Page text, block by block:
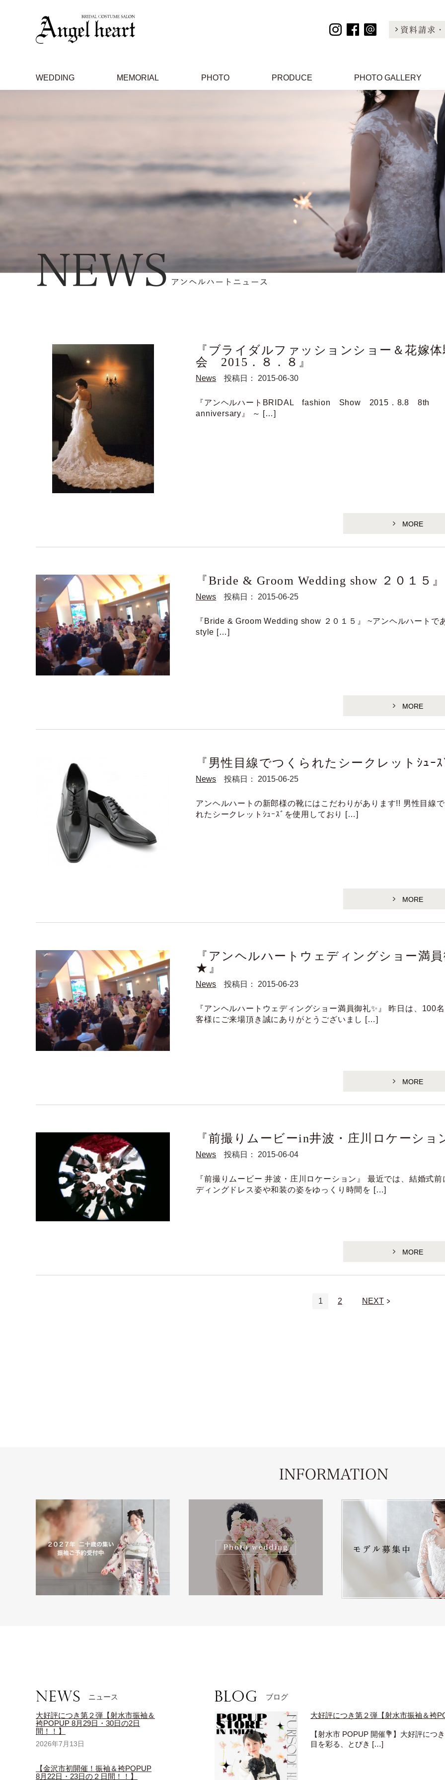
資料請求
WEDDING MEMORIAL PHOTO PRODUCE PHOTO GALLERY
『ブライダルファッションショー＆花嫁体
会 2015．８．８』
News 投稿日： 2015-06-30
『アンヘルハートBRIDAL fashion Show 2015．8.8 8th
anniversary』 ～ […]
MORE
『Bride & Groom Wedding show ２０１５』
News 投稿日： 2015-06-25
『Bride & Groom Wedding show ２０１５』 ~アンヘルハートで
style […]
MORE
『男性目線でつくられたシークレットｼｭｰｽ
News 投稿日： 2015-06-25
アンヘルハートの新郎様の靴にはこだわりがあります!! 男性目線
れたシークレットｼｭｰｽﾞを使用しており […]
MORE
『アンヘルハートウェディングショー満
★』
News 投稿日： 2015-06-23
『アンヘルハートウェディングショー満員御礼✨』 昨日は、100
客様にご来場頂き誠にありがとうございまし […]
MORE
『前撮りムービーin井波・庄川ロケーショ
News 投稿日： 2015-06-04
『前撮りムービー 井波・庄川ロケーション』 最近では、結婚式前
ディングドレス姿や和装の姿をゆっくり時間を […]
MORE
1 2 NEXT
ニュース
大好評につき第２弾【射水市振袖＆
袴POPUP 8月29日・30日の2日
間！！】
2026年7月13日
【金沢市初開催！振袖＆袴POPUP
8月22日・23日の２日間！！】
ブログ
大好評につき第２弾【射水市振袖＆袴
【射水市 POPUP 開催💐】大好評につ
目を彩る、とびき […]